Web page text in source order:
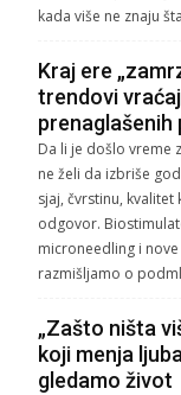
kada više ne znaju
Kraj ere
trendovi
Da li je došlo vreme
ne želi da izbriše
sjaj, čvrstinu,
odgovor.
microneedling i
razmišljamo o
„Zašto ništa
koji menja
gledamo život